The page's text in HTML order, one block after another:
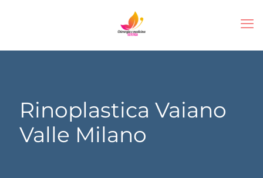
Rinoplastica Vaiano
Valle Milano